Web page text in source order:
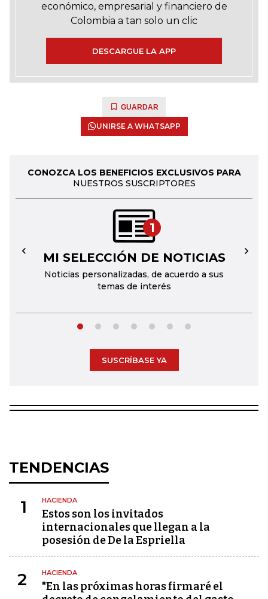
económico, empresarial y financiero de
Colombia a tan solo un clic
DESCARGUE LA APP
GUARDAR
UNIRSE A WHATSAPP
CONOZCA LOS BENEFICIOS EXCLUSIVOS PARA
NUESTROS SUSCRIPTORES
1
MI SELECCIÓN DE NOTICIAS
Noticias personalizadas, de acuerdo a sus
temas de interés
← →
SUSCRÍBASE YA
TENDENCIAS
1 HACIENDA
Estos son los invitados
internacionales que llegan a la
posesión de De la Espriella
2 HACIENDA
"En las próximas horas firmaré el